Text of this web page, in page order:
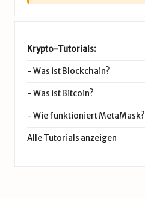
Krypto-Tutorials:
-Was ist Blockchain?
-Was ist Bitcoin?
-Wie funktioniert MetaMask?
Alle Tutorials anzeigen